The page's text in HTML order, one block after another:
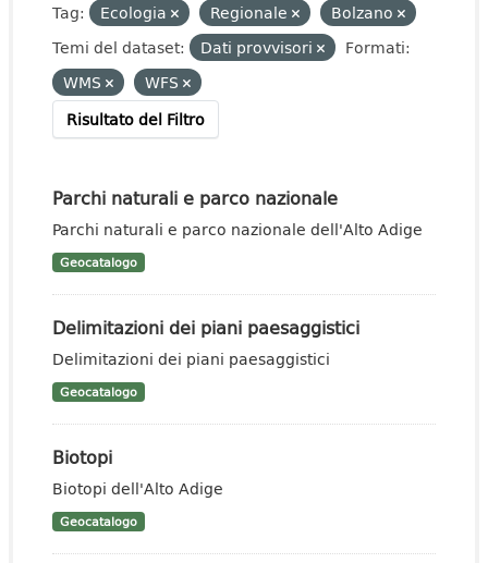
Tag: Ecologia Regionale
Bolzano
Temi del dataset:
Dati provvisori
Formati:
WMS
WFS
Risultato del Filtro
Parchi naturali e parco nazionale
Parchi naturali e parco nazionale dell'Alto Adige
Geocatalogo
Delimitazioni dei piani paesaggistici
Delimitazioni dei piani paesaggistici
Geocatalogo
Biotopi
Biotopi dell'Alto Adige
Geocatalogo